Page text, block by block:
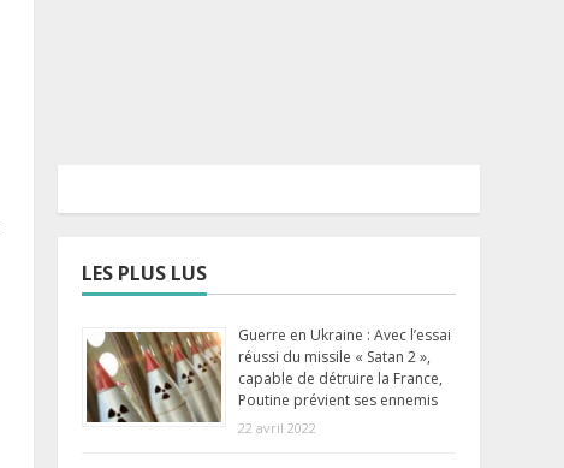
LES PLUS LUS
Guerre en Ukraine : Avec l’essai
réussi du missile « Satan 2 »,
capable de détruire la France,
Poutine prévient ses ennemis
22 avril 2022